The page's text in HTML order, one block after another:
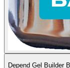
Depend Gel Builder